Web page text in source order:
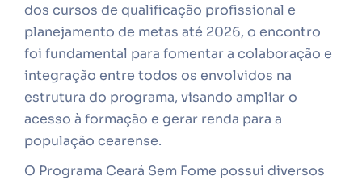
dos cursos de qualificação profissional e
planejamento de metas até 2026, o encontro
foi fundamental para fomentar a colaboração e
integração entre todos os envolvidos na
estrutura do programa, visando ampliar o
acesso à formação e gerar renda para a
população cearense.
O Programa Ceará Sem Fome possui diversos